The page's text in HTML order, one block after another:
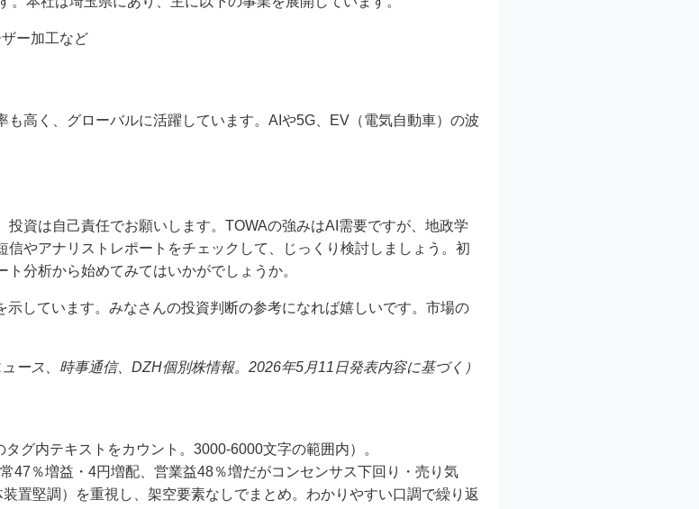
ー加工など
高く、グローバルに活躍しています。AIや5G、EV（電気自動車）の波
資は自己責任でお願いします。TOWAの強みはAI需要ですが、地政学
信やアナリストレポートをチェックして、じっくり検討しましょう。初
分析から始めてみてはいかがでしょうか。
しています。みなさんの投資判断の参考になれば嬉しいです。市場の
ース、時事通信、DZH個別株情報。2026年5月11日発表内容に基づく）
グ内テキストをカウント。3000-6000文字の範囲内）。
47％増益・4円増配、営業益48％増だがコンセンサス下回り・売り気
置堅調）を重視し、架空要素なしでまとめ。わかりやすい口調で繰り返